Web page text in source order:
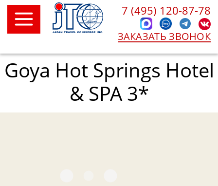
7 (495) 120-87-78
ЗАКАЗАТЬ ЗВОНОК
Goya Hot Springs Hotel
& SPA 3*